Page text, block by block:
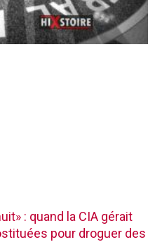
: quand la CIA gérait
pour droguer des